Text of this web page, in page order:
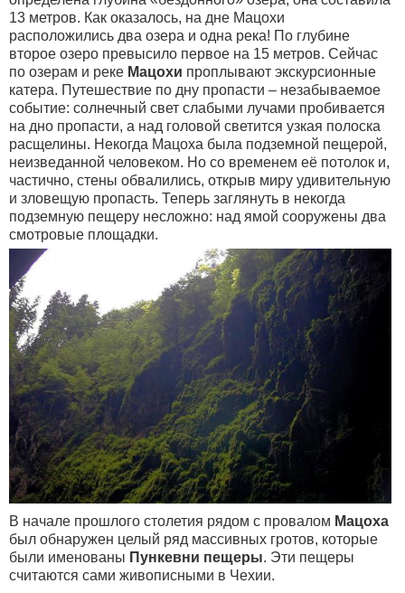
13 метров. Как оказалось, на дне Мацохи
расположились два озера и одна река! По глубине
второе озеро превысило первое на 15 метров. Сейчас
по озерам и реке Мацохи проплывают экскурсионные
катера. Путешествие по дну пропасти – незабываемое
событие: солнечный свет слабыми лучами пробивается
на дно пропасти, а над головой светится узкая полоска
расщелины. Некогда Мацоха была подземной пещерой,
неизведанной человеком. Но со временем её потолок и,
частично, стены обвалились, открыв миру удивительную
и зловещую пропасть. Теперь заглянуть в некогда
подземную пещеру несложно: над ямой сооружены два
смотровые площадки.
В начале прошлого столетия рядом с провалом Мацоха
был обнаружен целый ряд массивных гротов, которые
были именованы Пункевни пещеры. Эти пещеры
считаются сами живописными в Чехии.